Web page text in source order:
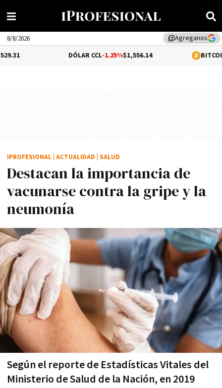
library_addAgreganos
8/8/2026
-1.25%$1,556.14 -0.07%
Destacan la importancia de
vacunarse contra la gripe y la
neumonía
Según el reporte de Estadísticas Vitales del
Ministerio de Salud de la Nación, en 2019
IPROFESIONAL ACTUALIDAD SALUD